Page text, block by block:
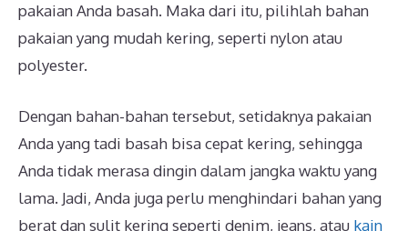
pakaian Anda basah. Maka dari itu, pilihlah bahan
pakaian yang mudah kering, seperti nylon atau
polyester.
Dengan bahan-bahan tersebut, setidaknya pakaian
Anda yang tadi basah bisa cepat kering, sehingga
Anda tidak merasa dingin dalam jangka waktu yang
lama. Jadi, Anda juga perlu menghindari bahan yang
berat dan sulit kering seperti denim, jeans, atau kain